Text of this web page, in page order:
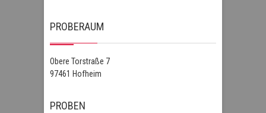
PROBERAUM
Obere Torstraße 7
97461 Hofheim
PROBEN